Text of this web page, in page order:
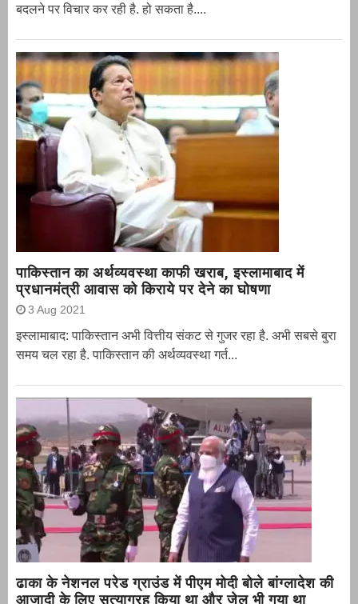
बदलने पर विचार कर रही है. हो सकता है....
पाकिस्तान का अर्थव्यवस्था काफी खराब, इस्लामाबाद में
प्रधानमंत्री आवास को किराये पर देने का घोषणा
3 Aug 2021
इस्लामाबाद: पाकिस्तान अभी वित्तीय संकट से गुजर रहा है. अभी सबसे बुरा
समय चल रहा है. पाकिस्तान की अर्थव्यवस्था गर्त...
ढाका के नेशनल परेड ग्राउंड में पीएम मोदी बोले बांग्लादेश की
आजादी के लिए सत्याग्रह किया था और जेल भी गया था